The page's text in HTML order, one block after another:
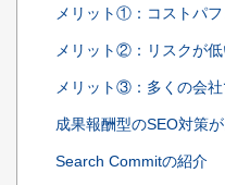
メリット①：コストパ
メリット②：リスクが
メリット③：多くの会
成果報酬型のSEO対策
Search Commitの紹介